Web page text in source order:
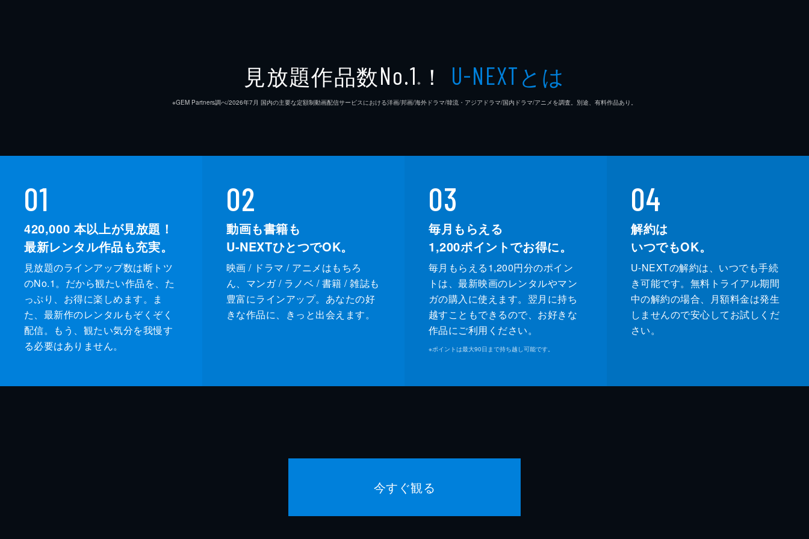
見放題作品数No.1 ※ ！ U-NEXTとは
※GEM Partners調べ/2026年7⽉ 国内の主要な定額制動画配信サービスにおける洋画/邦画/海外ドラマ/韓流・アジアドラマ/国内ドラマ/アニメを調査。別途、有料作品あり。
01
420,000 本以上が見放題！
最新レンタル作品も充実。
見放題のラインアップ数は断トツ
のNo.1。だから観たい作品を、た
っぷり、お得に楽しめます。ま
た、最新作のレンタルもぞくぞく
配信。もう、観たい気分を我慢す
る必要はありません。
02
動画も書籍も
U-NEXTひとつでOK。
映画 / ドラマ / アニメはもちろ
ん、マンガ / ラノベ / 書籍 / 雑誌も
豊富にラインアップ。あなたの好
きな作品に、きっと出会えます。
03
毎月もらえる
1,200ポイントでお得に。
毎月もらえる1,200円分のポイン
トは、最新映画のレンタルやマン
ガの購入に使えます。翌月に持ち
越すこともできるので、お好きな
作品にご利用ください。
※ポイントは最大90日まで持ち越し可能です。
04
解約は
いつでもOK。
U-NEXTの解約は、いつでも手続
き可能です。無料トライアル期間
中の解約の場合、月額料金は発生
しませんので安心してお試しくだ
さい。
今すぐ観る